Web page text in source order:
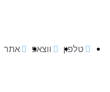
טלפון ווצאפ אתר